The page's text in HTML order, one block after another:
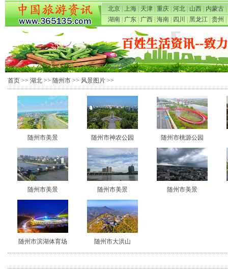
北京 上海 天津 重庆 河北 山西 内蒙古
湖南
广东 广西 海南 四川 黑龙江 贵州
首页 >> 湖北 >> 随州市 >> 风景图片 >>
随州市美景 随州市神农公园 随州市桃源公园
随州市美景 随州市美景 随州市美景
随州市滨湖体育场 随州市大洪山